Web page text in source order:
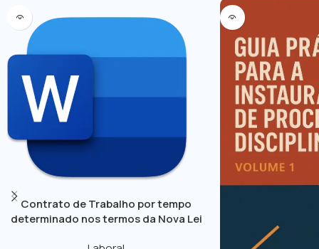
Contrato de Trabalho por tempo
determinado nos termos da Nova Lei